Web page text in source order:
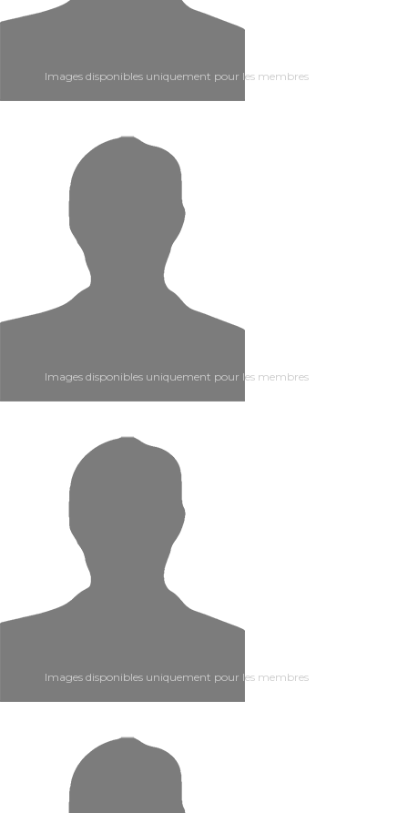
Images disponibles uniquement pour les membres
Images disponibles uniquement pour les membres
Images disponibles uniquement pour les membres